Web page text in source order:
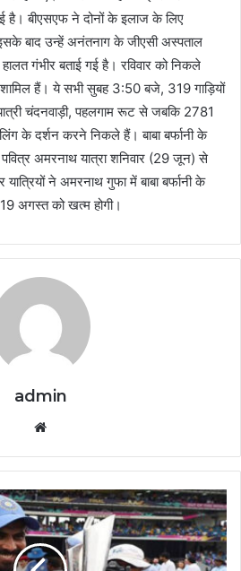
है। बीएसएफ ने दोनों के इलाज के लिए
बाद उन्हें अनंतनाग के जीएसी अस्पताल
गंभीर बताई गई है। रविवार को निकले
हैं। ये सभी सुबह 3:50 बजे, 319 गाड़ियों
चंदनवाड़ी, पहलगाम रूट से जबकि 2781
के दर्शन करने निकले हैं। बाबा बर्फानी के
अमरनाथ यात्रा शनिवार (29 जून) से
ने अमरनाथ गुफा में बाबा बर्फानी के
अगस्त को खत्म होगी।
admin